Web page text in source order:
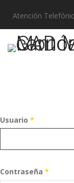
Atención
Usuario *
Contraseña *